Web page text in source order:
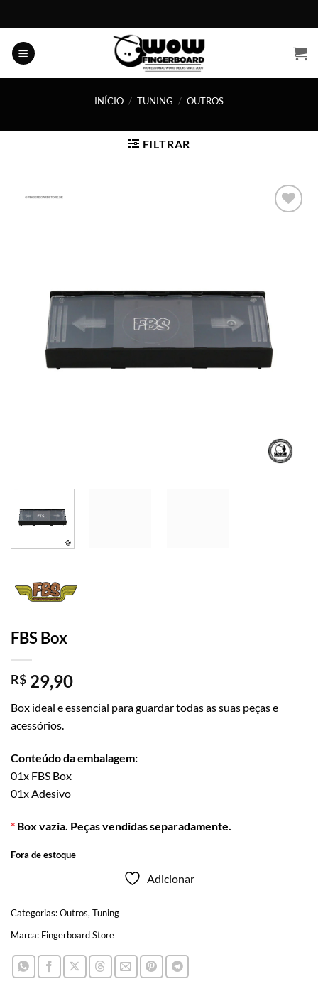
to
content
INÍCIO / TUNING / OUTROS
FILTRAR
FBS Box
R$ 29,90
Box ideal e essencial para guardar todas as suas peças e
acessórios.
Conteúdo da embalagem:
01x FBS Box
01x Adesivo
* Box vazia. Peças vendidas separadamente.
Fora de estoque
Adicionar
Categorias:Outros, Tuning
Marca: Fingerboard Store